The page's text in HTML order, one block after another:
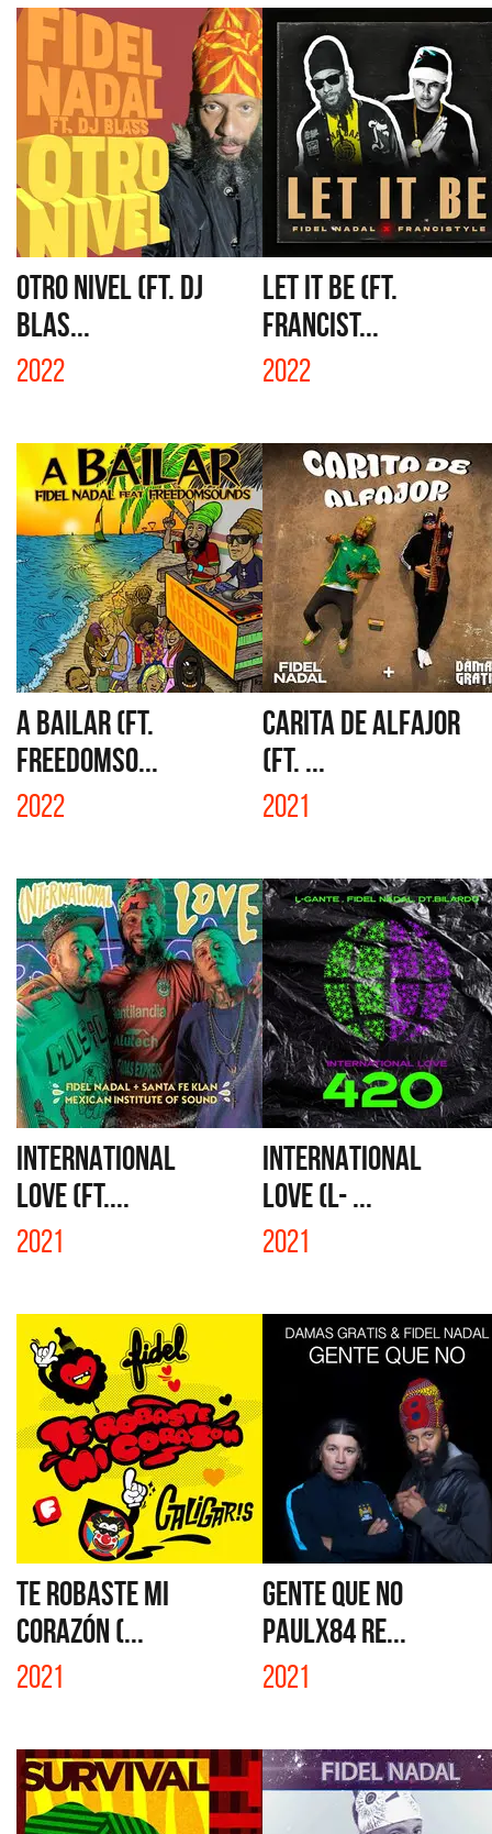
OTRO NIVEL (FT. DJ
BLAS...
2022
LET IT BE (FT.
FRANCIST...
2022
A BAILAR (FT.
FREEDOMSO...
2022
CARITA DE ALFAJOR
(FT. ...
2021
INTERNATIONAL
LOVE (FT....
2021
INTERNATIONAL
LOVE (L- ...
2021
TE ROBASTE MI
CORAZÓN (...
2021
GENTE QUE NO
PAULX84 RE...
2021